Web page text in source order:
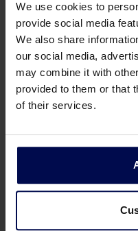
We use cookies to
provide social media
We also share
our social media,
may combine it with
provided to them or that
of their services.
Alle Non-Food-